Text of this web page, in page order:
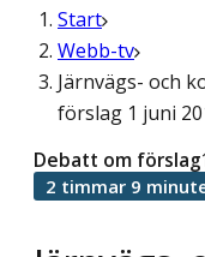
Start
Webb-tv
Järnvägs- och
förslag 1 juni
Debatt om förslag
2 timmar 9